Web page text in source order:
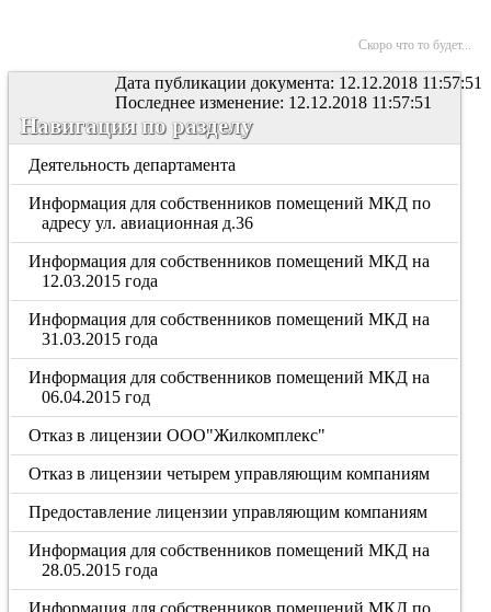
Скоро что то будет...
Дата публикации документа: 12.12.2018 11:57:51
Последнее изменение: 12.12.2018 11:57:51
Навигация по разделу
Деятельность департамента
Информация для собственников помещений МКД по
адресу ул. авиационная д.36
Информация для собственников помещений МКД на
12.03.2015 года
Информация для собственников помещений МКД на
31.03.2015 года
Информация для собственников помещений МКД на
06.04.2015 год
Отказ в лицензии ООО"Жилкомплекс"
Отказ в лицензии четырем управляющим компаниям
Предоставление лицензии управляющим компаниям
Информация для собственников помещений МКД на
28.05.2015 года
Информация для собственников помещений МКД по